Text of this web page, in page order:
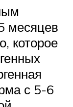
месяцев
которое
с 5-6